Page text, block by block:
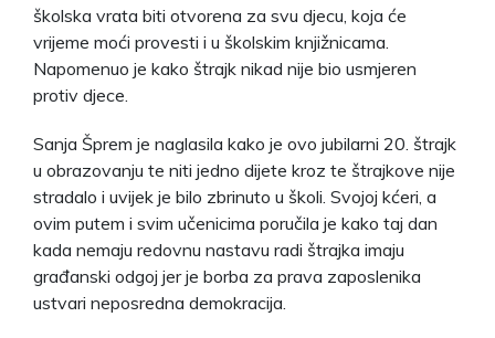
školska vrata biti otvorena za svu djecu, koja će
vrijeme moći provesti i u školskim knjižnicama.
Napomenuo je kako štrajk nikad nije bio usmjeren
protiv djece.
Sanja Šprem je naglasila kako je ovo jubilarni 20. štrajk
u obrazovanju te niti jedno dijete kroz te štrajkove nije
stradalo i uvijek je bilo zbrinuto u školi. Svojoj kćeri, a
ovim putem i svim učenicima poručila je kako taj dan
kada nemaju redovnu nastavu radi štrajka imaju
građanski odgoj jer je borba za prava zaposlenika
ustvari neposredna demokracija.